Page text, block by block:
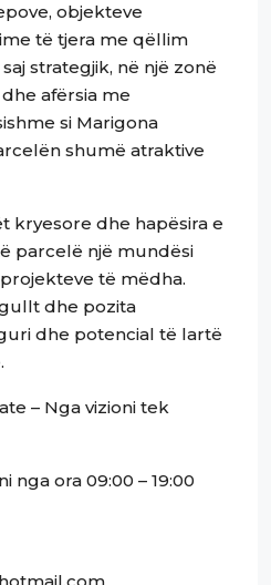
objekteve
të tjera me qëllim
strategjik, në një zonë
afërsia me
si Marigona
shumë atraktive
kryesore dhe hapësira e
parcelë një mundësi
të mëdha.
dhe pozita
dhe potencial të lartë
– Nga vizioni tek
nga ora 09:00 – 19:00